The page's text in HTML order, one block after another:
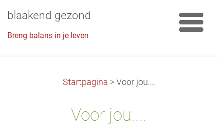
blaakend gezond
Breng balans in je leven
Startpagina > Voor jou....
Voor jou....